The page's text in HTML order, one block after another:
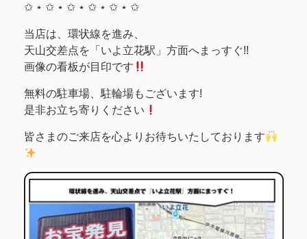
✩ ⋆ ✩ ⋆ ✩ ⋆ ✩ ⋆ ✩ ⋆ ✩
当店は、環状線を進み、
天山交差点を「いよ立花駅」方面へまっすぐ!!
画像の看板が目印です
無料の駐車場、駐輪場もございます!
是非お立ち寄りください
皆さまのご来店を心よりお待ちいたしております